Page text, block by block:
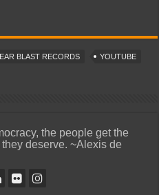
BLAST RECORDS YOUTUBE
the people get the
deserve. ~Alexis de